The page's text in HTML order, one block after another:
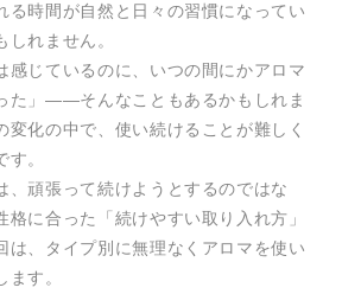
る時間が自然と日々の習慣になってい
しれません。
感じているのに、いつの間にかアロマ
た」——そんなこともあるかもしれま
変化の中で、使い続けることが難しく
。
、頑張って続けようとするのではな
格に合った「続けやすい取り入れ方」
は、タイプ別に無理なくアロマを使い
す。